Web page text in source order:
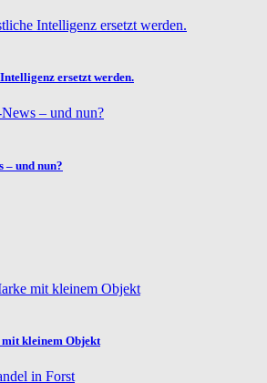
ersetzt werden.
– und nun?
kleinem Objekt